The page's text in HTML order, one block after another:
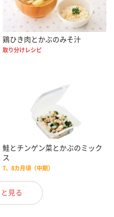
鶏ひき肉とかぶのみそ汁
取り分けレシピ
鮭とチンゲン菜とかぶのミック
ス
7、8カ月頃（中期）
見る